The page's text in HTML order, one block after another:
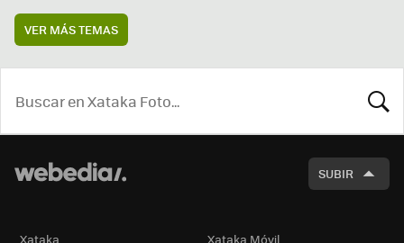
VER MÁS TEMAS
SUBIR
Xataka
Xataka Móvil